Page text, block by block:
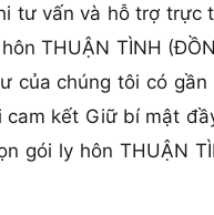
tư vấn và hỗ trợ trực
THUẬN TÌNH
của chúng tôi có
kết Giữ bí mật
gói ly hôn THUẬN